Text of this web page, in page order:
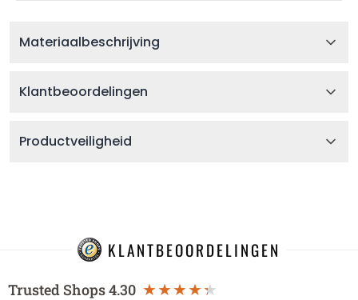
Materiaalbeschrijving
Klantbeoordelingen
Productveiligheid
KLANTBEOORDELINGEN
Trusted Shops4.30